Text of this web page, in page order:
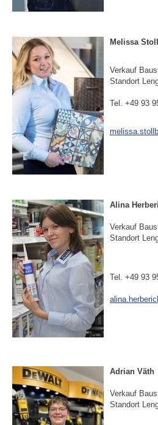
Melissa
Verkauf
Standort
Tel. +49 93
Alina
Verkauf
Standort
Tel. +49 93
Adrian Väth
Verkauf
Standort